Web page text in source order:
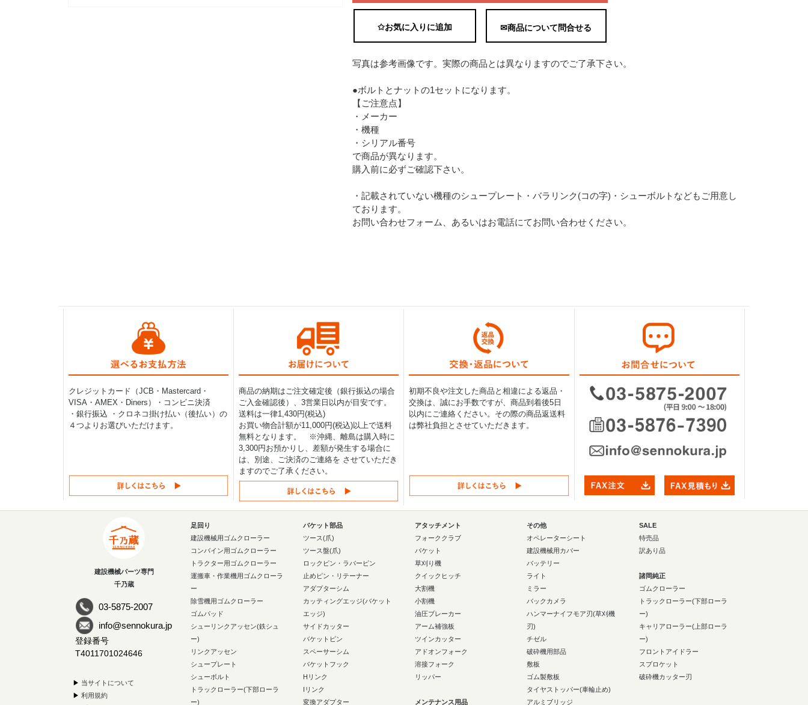
✩お気に入りに追加 ✉商品について問合せる
写真は参考画像です。実際の商品とは異なりますのでご了承下さい。
●ボルトとナットの1セットになります。
【ご注意点】
・メーカー
・機種
・シリアル番号
で商品が異なります。
購入前に必ずご確認下さい。
・記載されていない機種のシュープレート・バラリンク(コの字)・シューボルトなどもご用意し
ております。
お問い合わせフォーム、あるいはお電話にてお問い合わせください。
クレジットカード（JCB・Mastercard・
VISA・AMEX・Diners）・コンビニ決済
・銀行振込 ・クロネコ掛け払い（後払い）の
４つよりお選びいただけます。
商品の納期はご注文確定後（銀行振込の場合
ご入金確認後）、3営業日以内が目安です。
送料は一律1,430円(税込)
お買い物合計額が11,000円(税込)以上で送料
無料となります。 ※沖縄、離島は購入時に
3,300円お預かりし、差額が発生する場合に
は、別途、ご決済のご連絡を させていただき
ますのでご了承ください。
初期不良や注文した商品と相違による返品・
交換は、誠にお手数ですが、商品到着後5日
以内にご連絡ください。その際の商品返送料
は弊社負担とさせていただきます。
建設機械パーツ専門
千乃蔵
03-5875-2007
info@sennokura.jp
登録番号
T4011701024646
▶ 当サイトについて
▶ 利用規約
足回り
建設機械用ゴムクローラー
コンバイン用ゴムクローラー
トラクター用ゴムクローラー
運搬車・作業機用ゴムクローラ
ー
除雪機用ゴムクローラー
ゴムパッド
シューリンクアッセン(鉄シュ
ー)
リンクアッセン
シュープレート
シューボルト
トラックローラー(下部ローラ
ー)
バケット部品
ツース(爪)
ツース盤(爪)
ロックピン・ラバーピン
止めピン・リテーナー
アダプターシム
カッティングエッジ(バケット
エッジ)
サイドカッター
バケットピン
スペーサーシム
バケットフック
Hリンク
Iリンク
変換アダプター
アタッチメント
フォーククラブ
バケット
草刈り機
クイックヒッチ
大割機
小割機
油圧ブレーカー
アーム補強板
ツインカッター
アドオンフォーク
溶接フォーク
リッパー
メンテナンス用品
その他
オペレーターシート
建設機械用カバー
バッテリー
ライト
ミラー
バックカメラ
ハンマーナイフモア刃(草刈機
刃)
チゼル
破砕機用部品
敷板
ゴム製敷板
タイヤストッパー(車輪止め)
アルミブリッジ
SALE
特売品
訳あり品
諸岡純正
ゴムクローラー
トラックローラー(下部ローラ
ー)
キャリアローラー(上部ローラ
ー)
フロントアイドラー
スプロケット
破砕機カッター刃